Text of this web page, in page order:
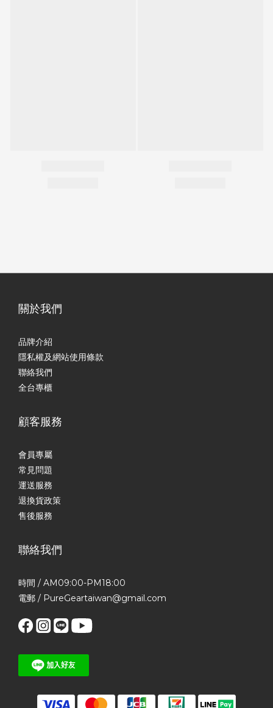
關於我們
品牌介紹
隱私權及網站使用條款
聯絡我們
全台專櫃
顧客服務
會員專屬
常見問題
運送服務
退換貨政策
售後服務
聯絡我們
時間 / AM09:00-PM18:00
電郵 / PureGeartaiwan@gmail.com